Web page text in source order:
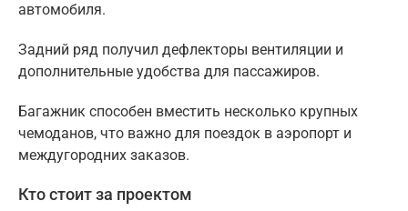
автомобиля.
Задний ряд получил дефлекторы вентиляции и
дополнительные удобства для пассажиров.
Багажник способен вместить несколько крупных
чемоданов, что важно для поездок в аэропорт и
междугородних заказов.
Кто стоит за проектом